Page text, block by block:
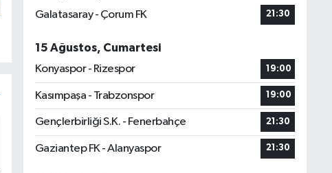
Galatasaray - Çorum FK
21:30
15 Ağustos, Cumartesi
Konyaspor - Rizespor
19:00
Kasımpaşa - Trabzonspor 19:00
Gençlerbirliği S.K. - Fenerbahçe 21:30
Gaziantep FK - Alanyaspor 21:30